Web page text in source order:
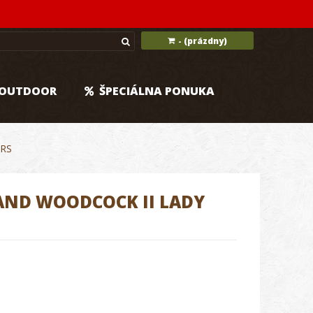
- (prázdny)
ŠPECIÁLNA PONUKA
WOODCOCK II LADY